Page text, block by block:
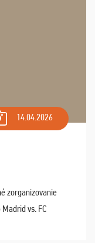
14.04.2026
zorganizovanie
vs. FC